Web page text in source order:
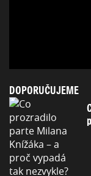
DOPORUČUJEME